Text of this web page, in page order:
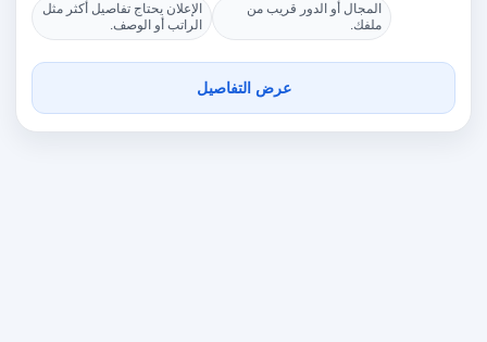
المجال أو الدور قريب من
ملفك.
الإعلان يحتاج تفاصيل أكثر مثل
الراتب أو الوصف.
عرض التفاصيل